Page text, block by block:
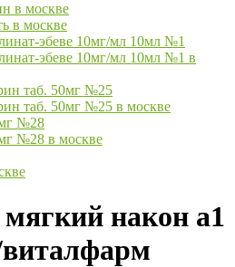
в москве
в москве
эбеве 10мг/мл 10мл №1
эбеве 10мг/мл 10мл №1 в
таб. 50мг №25
таб. 50мг №25 в москве
№28
№28 в москве
након а1